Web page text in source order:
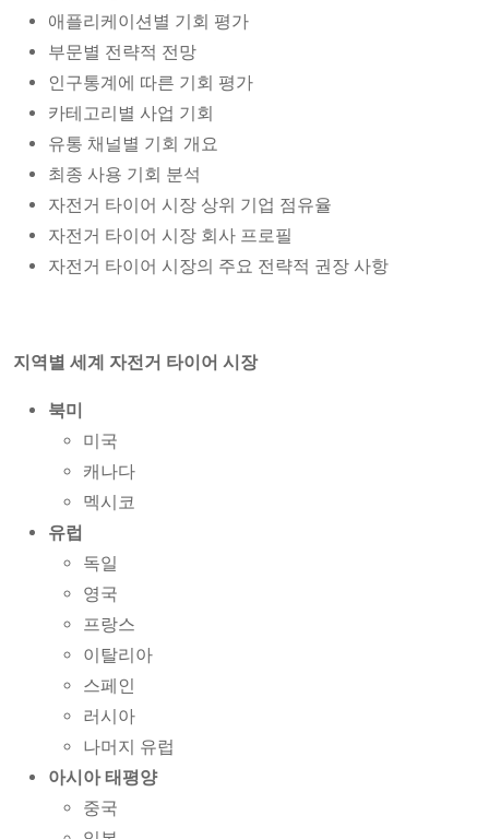
애플리케이션별 기회 평가
부문별 전략적 전망
인구통계에 따른 기회 평가
카테고리별 사업 기회
유통 채널별 기회 개요
최종 사용 기회 분석
자전거 타이어 시장 상위 기업 점유율
자전거 타이어 시장 회사 프로필
자전거 타이어 시장의 주요 전략적 권장 사항
지역별 세계 자전거 타이어 시장
북미
미국
캐나다
멕시코
유럽
독일
영국
프랑스
이탈리아
스페인
러시아
나머지 유럽
아시아 태평양
중국